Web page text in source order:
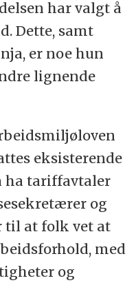
har valgt å
Dette, samt
er noe hun
lignende
eksisterende
ha tariffavtaler
og
til at folk vet at
med
og